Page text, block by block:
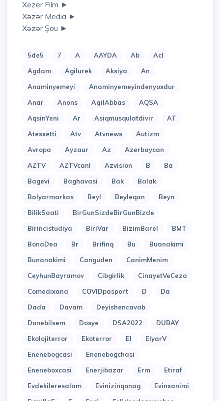
Xezer Film ►
Xəzər Media ►
Xəzər Şou ►
5de5 7 A AAYDA Ab
Acl
Agdam
Agilurek Aksiya
An
Anaminyemeyi
Anaminyemeyindenyoxdur
Anar
Anons AqilAbbas
AQSA
AqsinYeni
Ar Asiqmusqulatdivir
AT
Atesxetti
Atv Atvnews
Autizm
Avropa
Ayzaur Az
Azerbaycan
AZTV
AZTVcanl Azvision B
Ba
Bagevi
Baghavasi Bak
Balak
Balyarmarkas
Beyl Beyleqan
Beyn
BilikSaati
BirGunSizdeBirGunBizde
Birincistudiya
BiriVar BizimBarel
BMT
BonaDea
Br Brifinq Bu
Buanakimi
Bunanakimi
Canguden
CanimMenim
CeyhunBayramov
Cibgirlik
CinayetVeCeza
Comedixana
COVIDpasport D
Da
Dada
Davam
Deyishencavab
Donebilsem
Dosye DSA2022
DUBAY
Ekolojiterror
Ekoterror El
ElyarV
Enenebogcasi
Enenebogchasi
Eneneboxcasi
Enerjibazar Erm
Etiraf
Evdekileresalam
Evinizinqonag
Evinxanimi